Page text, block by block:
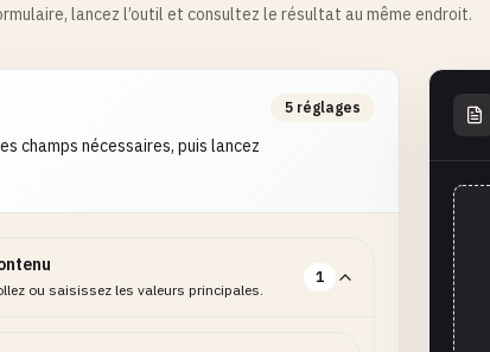
lancez l’outil et consultez le résultat au même endroit.
champs nécessaires, puis lancez
5 réglages
ou saisissez les valeurs principales.
1